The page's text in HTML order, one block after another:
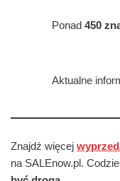
Ponad 450
Aktualne
Znajdź więcej
na SALEnow.pl.